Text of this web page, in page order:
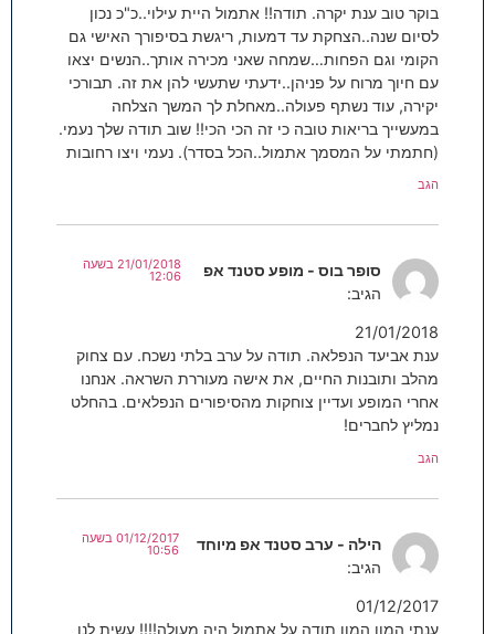
בוקר טוב ענת יקרה. תודה!! אתמול היית עילוי..כ"כ נכון
לסיום שנה..הצחקת עד דמעות, ריגשת בסיפורך האישי גם
הקומי וגם הפחות…שמחה שאני מכירה אותך..הנשים יצאו
עם חיוך מרוח על פניהן..ידעתי שתעשי להן את זה. תבורכי
יקירה, עוד נשתף פעולה..מאחלת לך המשך הצלחה
במעשייך בריאות טובה כי זה הכי הכי!! שוב תודה שלך נעמי.
(חתמתי על המסמך אתמול..הכל בסדר). נעמי ויצו רחובות
הגב
סופר בוס - מופע סטנד אפ
הגיב:
21/01/2018 בשעה
12:06
21/01/2018
ענת אביעד הנפלאה. תודה על ערב בלתי נשכח. עם צחוק
מהלב ותובנות החיים, את אישה מעוררת השראה. אנחנו
אחרי המופע ועדיין צוחקות מהסיפורים הנפלאים. בהחלט
נמליץ לחברים!
הגב
הילה - ערב סטנד אפ מיוחד
הגיב:
01/12/2017 בשעה
10:56
01/12/2017
ענתי המון המון תודה על אתמול היה מעולה!!!! עשית לנו